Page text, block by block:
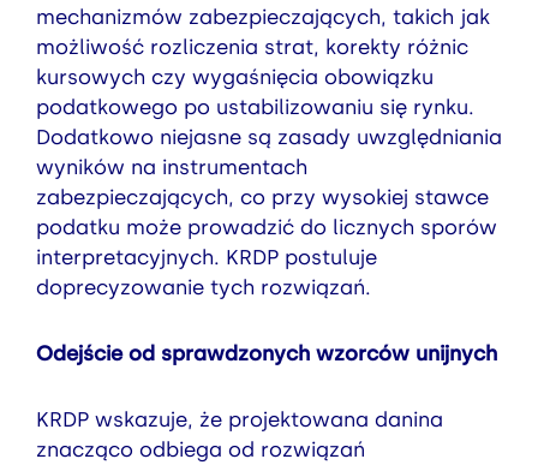
mechanizmów zabezpieczających, takich jak
możliwość rozliczenia strat, korekty różnic
kursowych czy wygaśnięcia obowiązku
podatkowego po ustabilizowaniu się rynku.
Dodatkowo niejasne są zasady uwzględniania
wyników na instrumentach
zabezpieczających, co przy wysokiej stawce
podatku może prowadzić do licznych sporów
interpretacyjnych. KRDP postuluje
doprecyzowanie tych rozwiązań.
Odejście od sprawdzonych wzorców unijnych
KRDP wskazuje, że projektowana danina
znacząco odbiega od rozwiązań